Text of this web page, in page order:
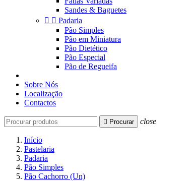
Sandes & Baguetes
  Padaria
Pão Simples
Pão em Miniatura
Pão Dietético
Pão Especial
Pão de Regueifa
Sobre Nós
Localização
Contactos
 Procurar close
Início
Pastelaria
Padaria
Pão Simples
Pão Cachorro (Un)